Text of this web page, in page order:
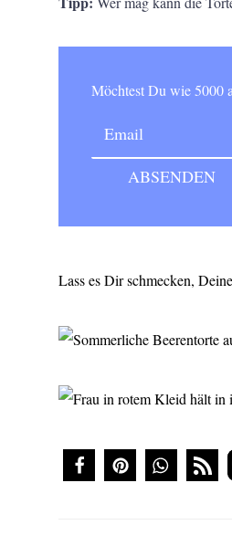
Möchtest Du wie
Lass es Dir schmecken,